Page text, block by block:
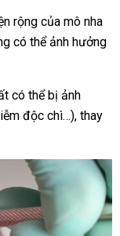
rộng của mô nha
có thể ảnh hưởng
có thể bị ảnh
độc chì…), thay